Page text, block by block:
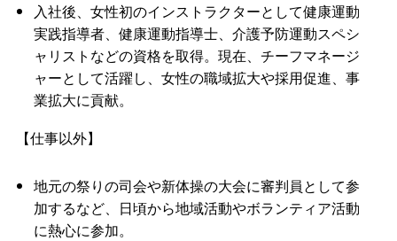
入社後、女性初のインストラクターとして健康運動
実践指導者、健康運動指導士、介護予防運動スペシ
ャリストなどの資格を取得。現在、チーフマネージ
ャーとして活躍し、女性の職域拡大や採用促進、事
業拡大に貢献。
【仕事以外】
地元の祭りの司会や新体操の大会に審判員として参
加するなど、日頃から地域活動やボランティア活動
に熱心に参加。